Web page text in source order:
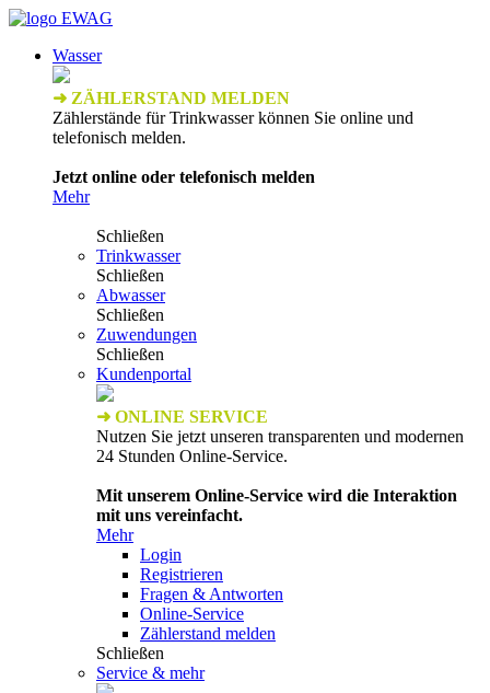
Wasser
➜ ZÄHLERSTAND MELDEN
Zählerstände für Trinkwasser können Sie online und
telefonisch melden.
Jetzt online oder telefonisch melden
Mehr
Schließen
Trinkwasser
Schließen
Abwasser
Schließen
Zuwendungen
Schließen
Kundenportal
➜ ONLINE SERVICE
Nutzen Sie jetzt unseren transparenten und modernen
24 Stunden Online-Service.
Mit unserem Online-Service wird die Interaktion
mit uns vereinfacht.
Mehr
Login
Registrieren
Fragen & Antworten
Online-Service
Zählerstand melden
Schließen
Service & mehr